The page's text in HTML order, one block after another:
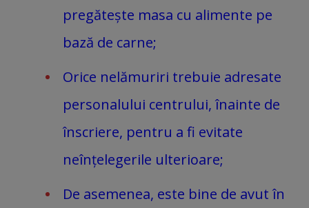
pregătește masa cu alimente pe
bază de carne;
Orice nelămuriri trebuie adresate
personalului centrului, înainte de
înscriere, pentru a fi evitate
neînțelegerile ulterioare;
De asemenea, este bine de avut în